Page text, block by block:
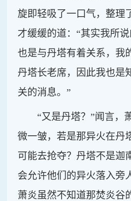
旋即轻吸了一口气，整理
才缓缓的道：“其实我所说
也是与丹塔有着关系，我
丹塔长老席，因此我也是
关的消息。”
“又是丹塔？”闻言，
微一皱，若是那异火在丹
可能去抢夺？丹塔不是迦
会允许他们的异火落入旁
萧炎虽然不知道那焚炎谷